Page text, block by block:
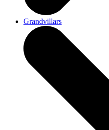
Grandvillars